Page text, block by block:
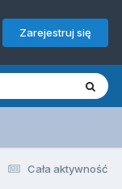
Zarejestruj się
Cała aktywność